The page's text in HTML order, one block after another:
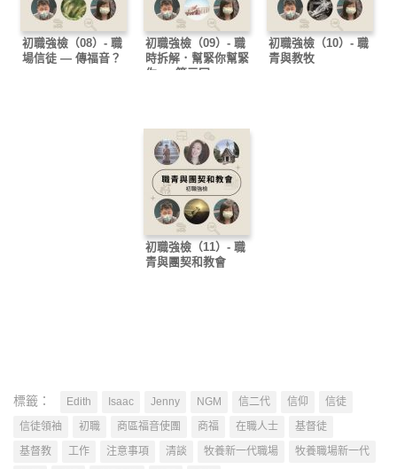
初職強檢（08）- 職
場信徒 — 傳福音？
初職強檢（09）- 職
時拆解．幫緊你幫緊
你 — 第三回
初職強檢（10）- 職
青與教牧
初職強檢（11）- 職
青與團契和教會
標籤： Edith Isaac Jenny NGM 信二代 信仰
信徒
信徒領袖
初職 商區福音使團 商福 在職人士
基督徒
基督教
工作 注意事項 清談 牧養新一代職場
牧養職場新一代